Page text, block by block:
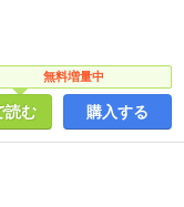
無料増量中
読む 購入する